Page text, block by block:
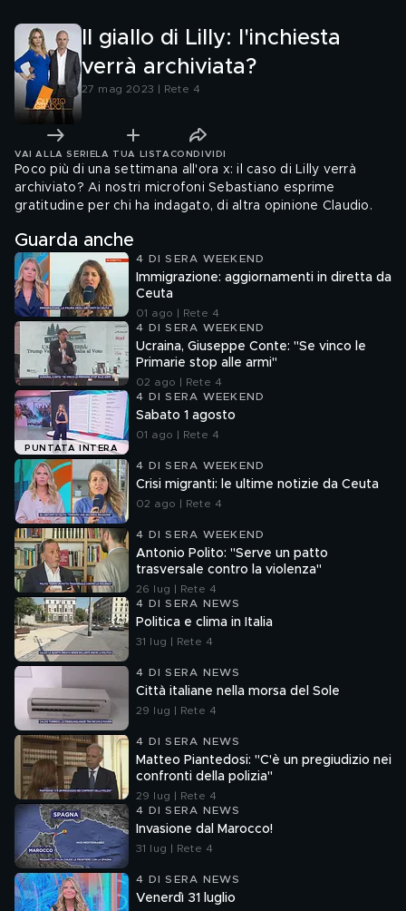
Il giallo di Lilly: l'inchiesta
verrà archiviata?
27 mag 2023 | Rete 4
VAI ALLA SERIE LA TUA LISTA CONDIVIDI
Poco più di una settimana all'ora x: il caso di Lilly verrà
archiviato? Ai nostri microfoni Sebastiano esprime
gratitudine per chi ha indagato, di altra opinione Claudio.
Guarda anche
4 DI SERA WEEKEND
Immigrazione: aggiornamenti in diretta da
Ceuta
01 ago | Rete 4
4 DI SERA WEEKEND
Ucraina, Giuseppe Conte: "Se vinco le
Primarie stop alle armi"
02 ago | Rete 4
PUNTATA INTERA
4 DI SERA WEEKEND
Sabato 1 agosto
01 ago | Rete 4
4 DI SERA WEEKEND
Crisi migranti: le ultime notizie da Ceuta
02 ago | Rete 4
4 DI SERA WEEKEND
Antonio Polito: "Serve un patto
trasversale contro la violenza"
26 lug | Rete 4
4 DI SERA NEWS
Politica e clima in Italia
31 lug | Rete 4
4 DI SERA NEWS
Città italiane nella morsa del Sole
29 lug | Rete 4
4 DI SERA NEWS
Matteo Piantedosi: "C'è un pregiudizio nei
confronti della polizia"
29 lug | Rete 4
4 DI SERA NEWS
Invasione dal Marocco!
31 lug | Rete 4
4 DI SERA NEWS
Venerdì 31 luglio